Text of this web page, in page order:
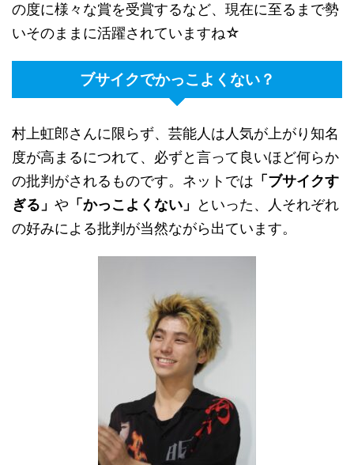
の度に様々な賞を受賞するなど、現在に至るまで勢
いそのままに活躍されていますね☆
ブサイクでかっこよくない？
村上虹郎さんに限らず、芸能人は人気が上がり知名
度が高まるにつれて、必ずと言って良いほど何らか
の批判がされるものです。ネットでは 「ブサイクす
ぎる」 や 「かっこよくない」
といった、人それぞれ
の好みによる批判が当然ながら出ています。